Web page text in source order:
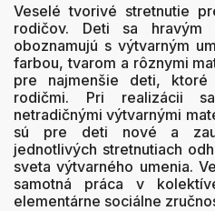
Veselé tvorivé stretnutie
rodičov. Deti sa hravým
oboznamujú s výtvarným
farbou, tvarom a rôznymi
pre najmenšie deti,
rodičmi. Pri realizácii
netradičnými výtvarnými
sú pre deti nové a
jednotlivých stretnutiach
sveta výtvarného umenia.
samotná práca v
elementárne sociálne